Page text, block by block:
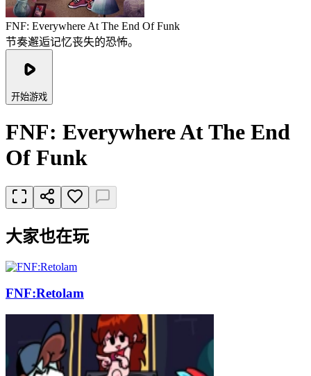
FNF: Everywhere At The End Of Funk
节奏邂逅记忆丧失的恐怖。
开始游戏
FNF: Everywhere At The End
Of Funk
大家也在玩
FNF:Retolam